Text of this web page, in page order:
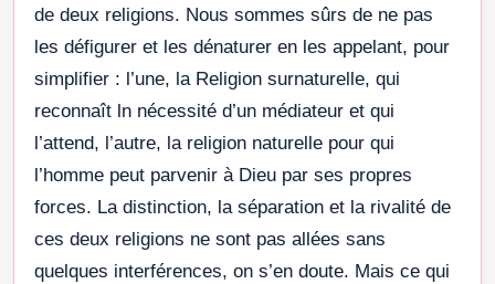
de deux religions. Nous sommes sûrs de ne pas
les défigurer et les dénaturer en les appelant, pour
simplifier : l’une, la Religion surnaturelle, qui
reconnaît ln nécessité d’un médiateur et qui
l’attend, l’autre, la religion naturelle pour qui
l’homme peut parvenir à Dieu par ses propres
forces. La distinction, la séparation et la rivalité de
ces deux religions ne sont pas allées sans
quelques interférences, on s’en doute. Mais ce qui